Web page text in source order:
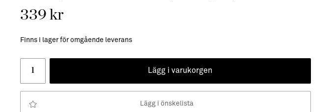
339 kr
Finns i lager för omgående leverans
Lägg i varukorgen
Lägg i önskelista